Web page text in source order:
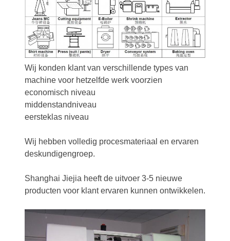
Wij konden klant van verschillende types van
machine voor hetzelfde werk voorzien
economisch niveau
middenstandniveau
eersteklas niveau
Wij hebben volledig procesmateriaal en ervaren
deskundigengroep.
Shanghai Jiejia heeft de uitvoer 3-5 nieuwe
producten voor klant ervaren kunnen ontwikkelen.